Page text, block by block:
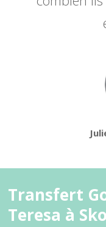
Transfert
Teresa à